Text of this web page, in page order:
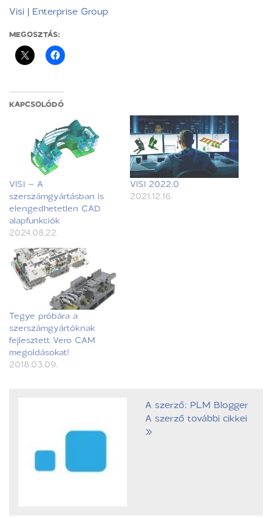
Visi | Enterprise Group
MEGOSZTÁS:
KAPCSOLÓDÓ
VISI – A
szerszámgyártásban is
elengedhetetlen CAD
alapfunkciók
2024.08.22.
VISI 2022.0
2021.12.16.
Tegye próbára a
szerszámgyártóknak
fejlesztett Vero CAM
megoldásokat!
2018.03.09.
A szerző: PLM Blogger
A szerző további cikkei
»